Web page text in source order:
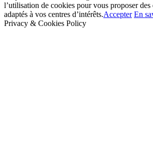
l’utilisation de cookies pour vous proposer des
adaptés à vos centres d’intérêts.Accepter En
Privacy & Cookies Policy